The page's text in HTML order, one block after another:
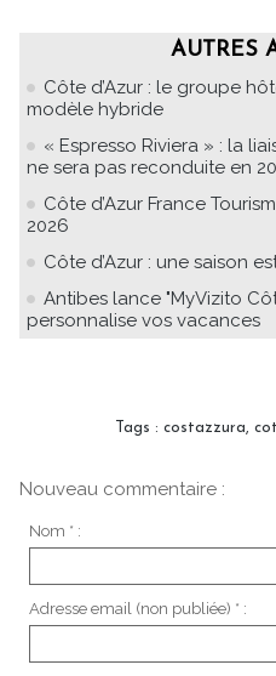
AUTRES
Côte d’Azur : le groupe
modèle hybride
« Espresso Riviera » : la
ne sera pas reconduite en
Côte d’Azur France
2026
Côte d’Azur : une saison
Antibes lance "MyVizito
personnalise vos vacances
Tags : costazzura
Nouveau commentaire :
Nom * :
Adresse email (non publiée) * :